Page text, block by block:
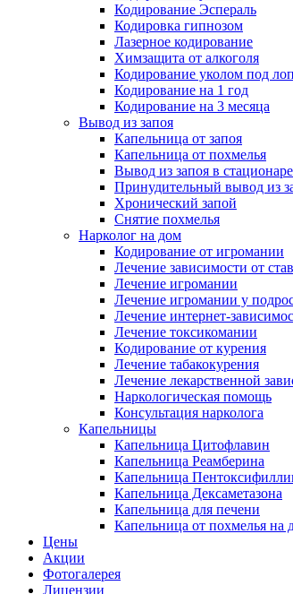
Кодирование Эспераль
Кодировка гипнозом
Лазерное кодирование
Химзащита от алкоголя
Кодирование уколом под
Кодирование на 1 год
Кодирование на 3 месяца
Вывод из запоя
Капельница от запоя
Капельница от похмелья
Вывод из запоя в стационаре
Принудительный вывод из
Хронический запой
Снятие похмелья
Нарколог на дом
Кодирование от игромании
Лечение зависимости от
Лечение игромании
Лечение игромании у
Лечение интернет-
Лечение токсикомании
Кодирование от курения
Лечение табакокурения
Лечение лекарственной
Наркологическая помощь
Консультация нарколога
Капельницы
Капельница Цитофлавин
Капельница Реамберина
Капельница
Капельница Дексаметазона
Капельница для печени
Капельница от похмелья на
Цены
Акции
Фотогалерея
Лицензии